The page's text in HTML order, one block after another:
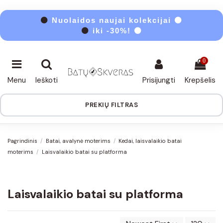
⚫ Nuolaidos naujai kolekcijai ⚫
⚫ iki -30%! ⚫
Menu Ieškoti Prisijungti
0
Krepšelis
PREKIŲ FILTRAS
Pagrindinis Batai, avalynė moterims
Kedai, laisvalaikio batai
moterims
Laisvalaikio batai su platforma
Laisvalaikio batai su platforma